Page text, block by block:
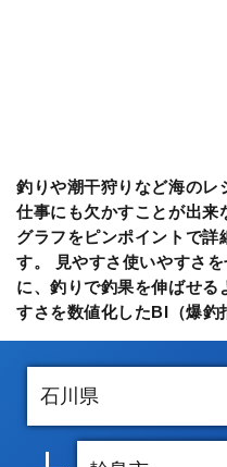
釣りや潮干狩りなど海のレ
仕事にも欠かすことが出来
グラフをピンポイントで詳
す。 見やすさ使いやすさ
に、釣りで釣果を伸ばせ
すさを数値化したBI（爆釣